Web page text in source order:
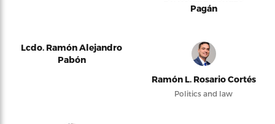
Pagán
Lcdo. Ramón Alejandro
Pabón
Ramón L. Rosario Cortés
Politics and law